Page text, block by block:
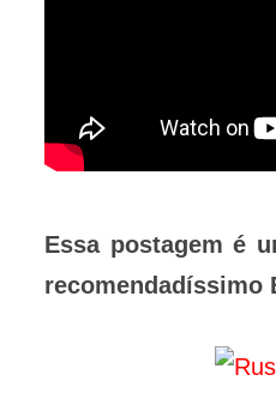
Essa postagem é
recomendadíssimo